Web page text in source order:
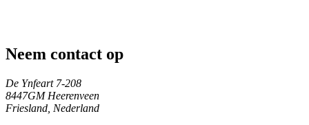
Neem contact op
De Ynfeart 7-208
8447GM Heerenveen
Friesland, Nederland